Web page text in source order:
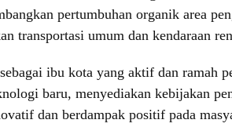
pertumbuhan organik area
umum dan kendaraan
ibu kota yang aktif dan ramah
baru, menyediakan kebijakan
dan berdampak positif pada